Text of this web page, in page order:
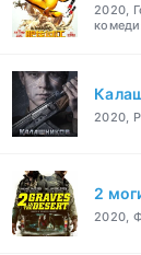
2020,
2020,
2
2020,